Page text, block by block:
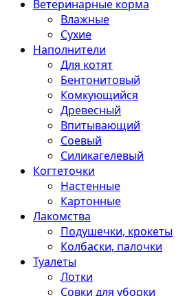
Ветеринарные корма
Влажные
Сухие
Наполнители
Для котят
Бентонитовый
Комкующийся
Древесный
Впитывающий
Соевый
Силикагелевый
Когтеточки
Настенные
Картонные
Лакомства
Подушечки, крокеты
Колбаски, палочки
Туалеты
Лотки
Совки для уборки